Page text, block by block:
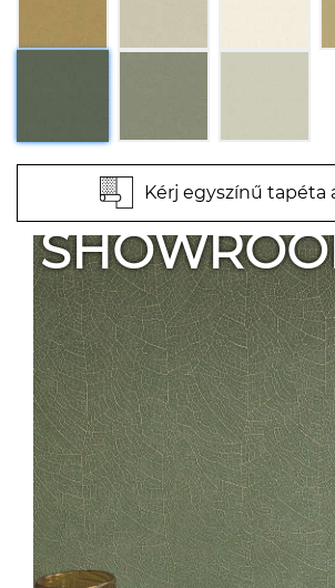
Kérj egyszínű tapéta